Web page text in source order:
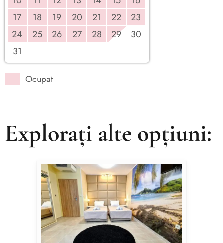
17
18 19 20 21 22
23
24
25 26 27 28 29
30
31
Ocupat
Explorați alte opțiuni: